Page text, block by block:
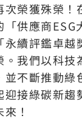
次榮獲殊榮！
「供應商ESG
永續評鑑卓越
。我們以科技
並不斷推動綠
迎接綠碳新趨
！